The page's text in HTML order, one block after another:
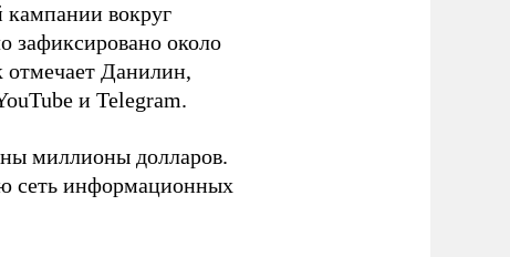
вокруг
зафиксировано около
Данилин,
и Telegram.
миллионы долларов.
сеть информационных